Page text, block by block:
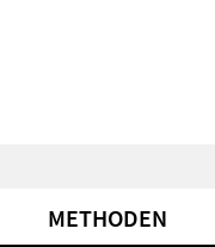
METHODEN